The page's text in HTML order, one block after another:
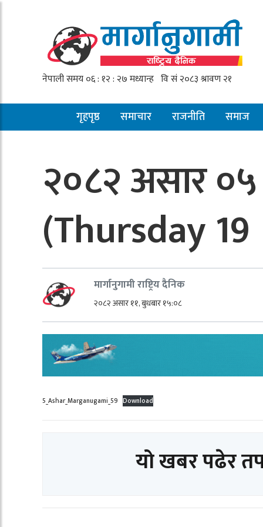
गृहपृष्ठ समाचार राजनीति समाज
२०८२ असार ०५
(Thursday
मार्गानुगामी राष्ट्रिय दैनिक
२०८२ असार ११, बुधबार १५:०८
5_Ashar_Marganugami_59 Download
यो खबर पढेर